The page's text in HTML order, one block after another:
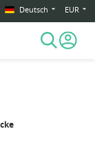
Deutsch EUR